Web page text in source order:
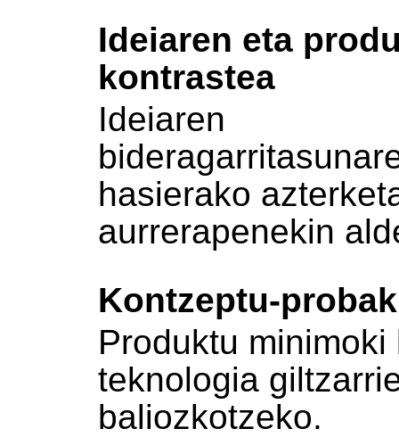
Ideiaren eta
kontrastea
Ideiaren
hasierako
aurrerapenekin
Kontzeptu-probak
Produktu
teknologia
baliozkotzeko.